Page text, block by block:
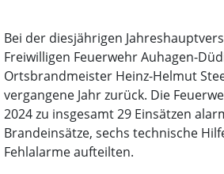
Bei der diesjährigen
Freiwilligen Feuerwehr Auhagen-
Ortsbrandmeister Heinz-Helmut
vergangene Jahr zurück. Die
2024 zu insgesamt 29 Einsätzen
Brandeinsätze, sechs technische
Fehlalarme aufteilten.